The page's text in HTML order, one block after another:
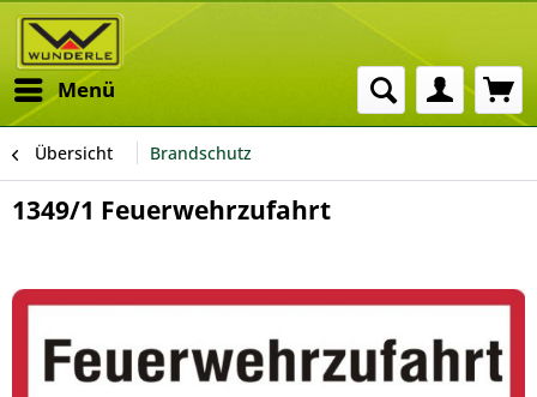
Menü
Übersicht Brandschutz
1349/1 Feuerwehrzufahrt